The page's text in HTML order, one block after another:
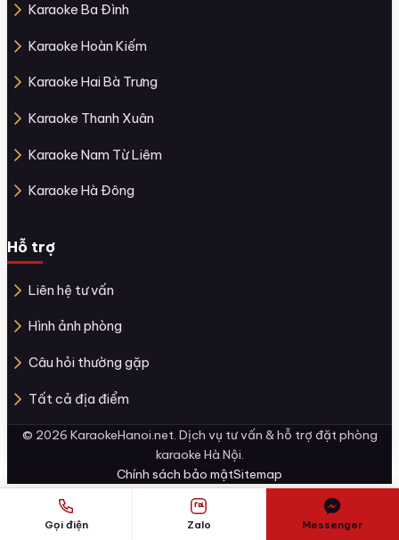
Karaoke Ba Đình
Karaoke Hoàn Kiếm
Karaoke Hai Bà Trưng
Karaoke Thanh Xuân
Karaoke Nam Từ Liêm
Karaoke Hà Đông
Hỗ trợ
Liên hệ tư vấn
Hình ảnh phòng
Câu hỏi thường gặp
Tất cả địa điểm
© 2026 KaraokeHanoi.net. Dịch vụ tư vấn & hỗ trợ đặt phòng
karaoke Hà Nội.
Chính sách bảo mậtSitemap
Gọi điện Zalo Messenger